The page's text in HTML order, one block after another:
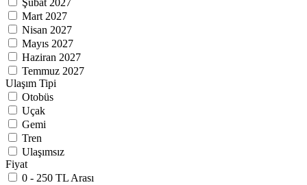
Mart 2027
Nisan 2027
Mayıs 2027
Haziran 2027
Temmuz 2027
Ulaşım Tipi
Otobüs
Uçak
Gemi
Tren
Ulaşımsız
Fiyat
0 - 250 TL Arası